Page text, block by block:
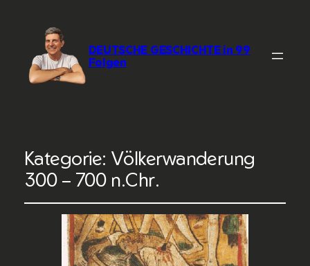
DEUTSCHE GESCHICHTE in 99
Folgen
Kategorie: Völkerwanderung
300 – 700 n.Chr.